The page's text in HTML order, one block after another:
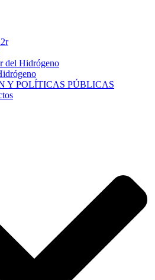
del Hidrógeno
Y POLÍTICAS PÚBLICAS